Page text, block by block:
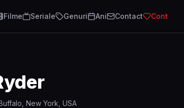
Filme Seriale Genuri Ani Contact Cont
New York, USA